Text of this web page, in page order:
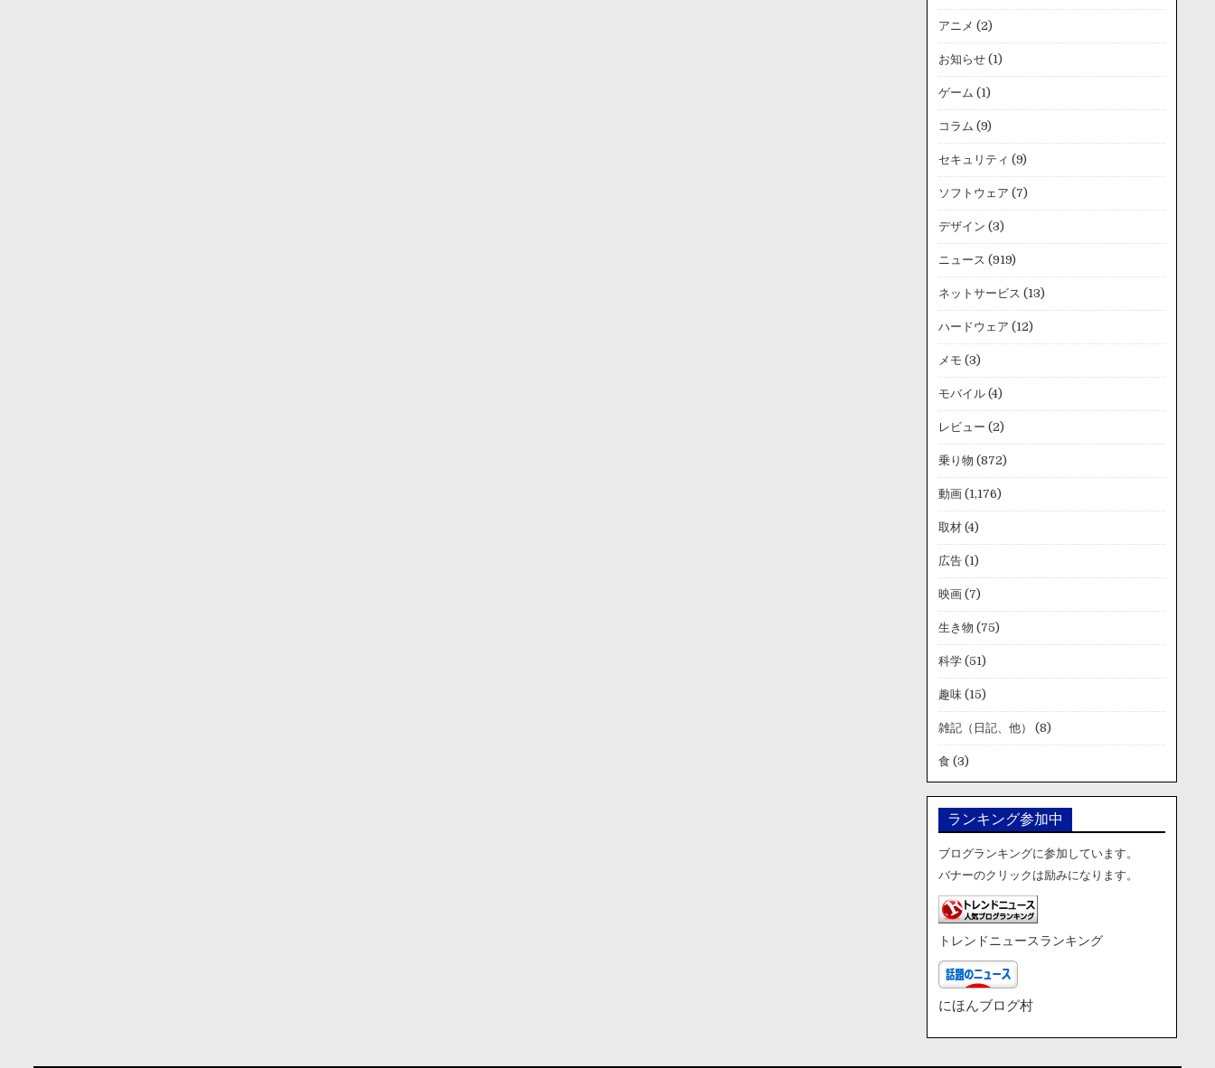
アニメ (2)
お知らせ(1)
ゲーム (1)
コラム (9)
セキュリティ (9)
ソフトウェア (7)
デザイン (3)
ニュース (919)
ネットサービス (13)
ハードウェア (12)
メモ (3)
モバイル(4)
レビュー (2)
乗り物 (872)
動画(1,176)
取材(4)
広告(1)
映画(7)
生き物 (75)
科学(51)
趣味(15)
雑記（日記、他） (8)
食 (3)
ランキング参加中
ブログランキングに参加しています。
バナーのクリックは励みになります。
トレンドニュースランキング
にほんブログ村